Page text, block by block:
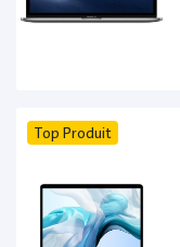
Top Produit